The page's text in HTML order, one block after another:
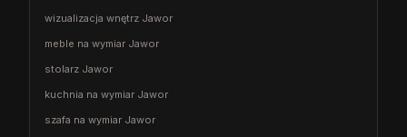
wizualizacja wnętrz Jawor
meble na wymiar Jawor
stolarz Jawor
kuchnia na wymiar Jawor
szafa na wymiar Jawor